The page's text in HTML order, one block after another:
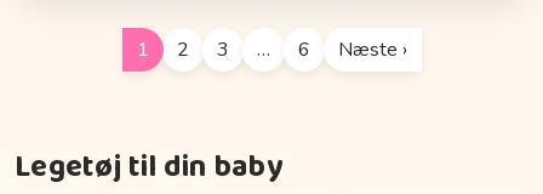
1 2 3 … 6 Næste ›
Legetøj til din baby